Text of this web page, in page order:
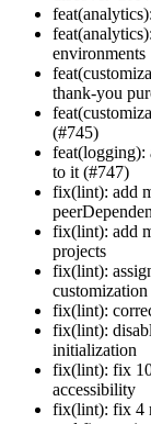
environments
thank-you
(#745)
feat(logging):
to it (#747)
fix(lint): add
fix(lint): add
projects
fix(lint):
customization
fix(lint):
fix(lint):
initialization
fix(lint): fix 10
accessibility
fix(lint): fix 4